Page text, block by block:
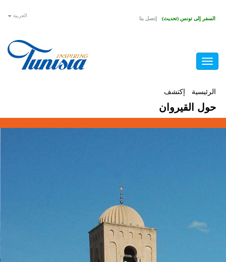
تجاوز
العربية السفر إلى تونس (تحديث) إتصل بنا
Toggle
navigation
أنت
هنا
الرئيسية إكتشف
حول القيروان